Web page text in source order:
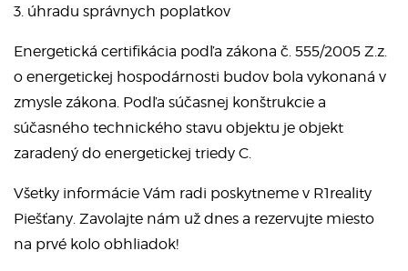
3. úhradu správnych poplatkov
Energetická certifikácia podľa zákona č. 555/2005 Z.z.
o energetickej hospodárnosti budov bola vykonaná v
zmysle zákona. Podľa súčasnej konštrukcie a
súčasného technického stavu objektu je objekt
zaradený do energetickej triedy C.
Všetky informácie Vám radi poskytneme v R1reality
Piešťany. Zavolajte nám už dnes a rezervujte miesto
na prvé kolo obhliadok!